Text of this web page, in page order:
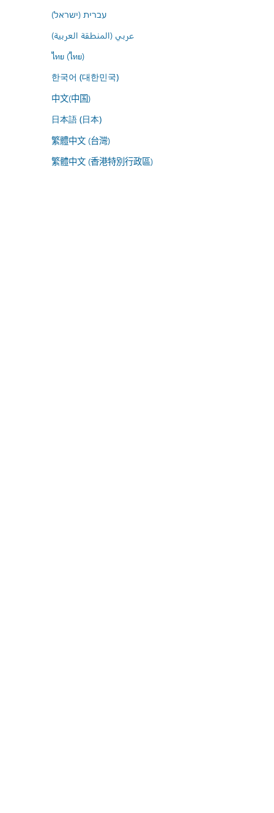
עברית (ישראל)
عربي (المنطقة العربية)
ไทย (ไทย)
한국어 (대한민국)
中文(中国)
日本語 (日本)
繁體中文 (台灣)
繁體中文 (香港特別行政區)